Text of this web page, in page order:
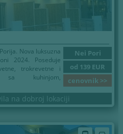
Nei Pori
od 139 EUR
cenovnik >>
Nova luksuzna
2024. Poseduje
trokrevetne i
sa kuhinjom,
na dobroj lokaciji